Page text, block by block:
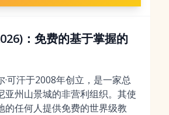
：免费的基于掌握的
·可汗于2008年创立，是一家总
亚州山景城的非营利组织。其使
的任何人提供免费的世界级教